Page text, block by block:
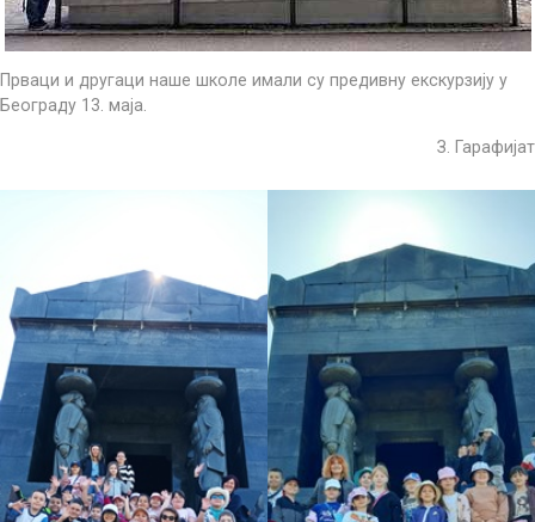
Прваци и другаци наше школе имали су предивну екскурзију у
Београду 13. маја.
З. Гарафијат